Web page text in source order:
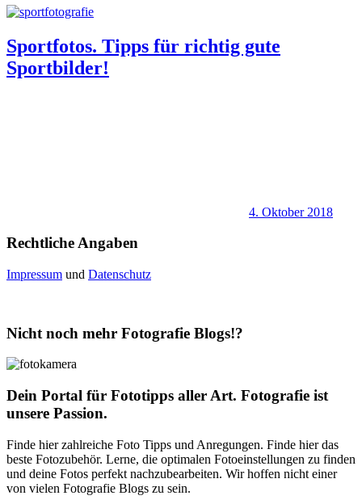
Sportfotos. Tipps für richtig gute
Sportbilder!
4. Oktober 2018
Rechtliche Angaben
Impressum und Datenschutz
Nicht noch mehr Fotografie Blogs!?
Dein Portal für Fototipps aller Art. Fotografie ist
unsere Passion.
Finde hier zahlreiche Foto Tipps und Anregungen. Finde hier das
beste Fotozubehör. Lerne, die optimalen Fotoeinstellungen zu finden
und deine Fotos perfekt nachzubearbeiten. Wir hoffen nicht einer
von vielen Fotografie Blogs zu sein.